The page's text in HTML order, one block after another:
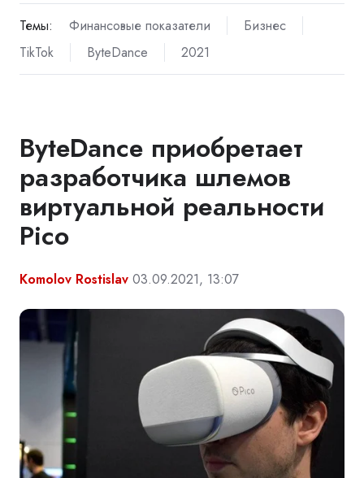
Темы: Финансовые показатели
Бизнес
TikTok
ByteDance 2021
ByteDance приобретает
разработчика шлемов
виртуальной реальности
Pico
Komolov Rostislav 03.09.2021, 13:07